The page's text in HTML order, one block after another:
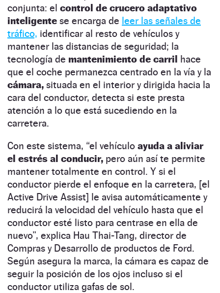
conjunta: el control de crucero adaptativo
inteligente se encarga de leer las señales de
tráfico, identificar al resto de vehículos y
mantener las distancias de seguridad; la
tecnología de mantenimiento de carril hace
que el coche permanezca centrado en la vía y la
cámara, situada en el interior y dirigida hacia la
cara del conductor, detecta si este presta
atención a lo que está sucediendo en la
carretera.
Con este sistema, “el vehículo ayuda a aliviar
el estrés al conducir, pero aún así te permite
mantener totalmente en control. Y si el
conductor pierde el enfoque en la carretera, [el
Active Drive Assist] le avisa automáticamente y
reducirá la velocidad del vehículo hasta que el
conductor esté listo para centrase en ella de
nuevo”, explica Hau Thai-Tang, director de
Compras y Desarrollo de productos de Ford.
Según asegura la marca, la cámara es capaz de
seguir la posición de los ojos incluso si el
conductor utiliza gafas de sol.